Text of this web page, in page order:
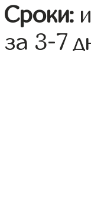
Сроки:
за 3-7